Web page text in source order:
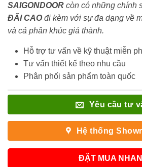
SAIGONDOOR còn có những chính
ĐÃI CAOđi kèm với sự đa dạng về
và cả phân khúc giá thành.
Hỗ trợ tư vấn về kỹ thuật miễn
Tư vấn thiết kế theo nhu cầu
Phân phối sản phẩm toàn quốc
Yêu cầu tư
Hệ thống
ĐẶT MUA